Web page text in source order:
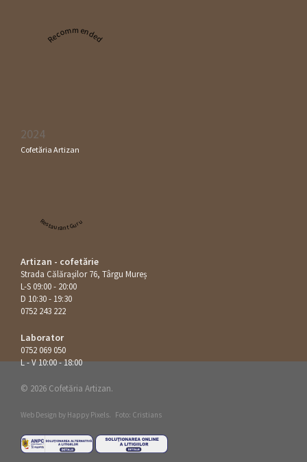
Recommended
2024
Cofetăria Artizan
Restaurant Guru
Artizan - cofetărie
Strada Călăraşilor 76, Târgu Mureș
L-S 09:00 - 20:00
D 10:30 - 19:30
0752 243 222
Laborator
0752 069 050
L - V 10:00 - 18:00
© 2026 Cofetăria Artizan.
Web Design by Happy Pixels. Foto: Cristians